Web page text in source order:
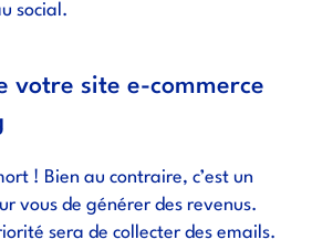
social.
votre site e-commerce
! Bien au contraire, c’est un
vous de générer des revenus.
sera de collecter des emails.